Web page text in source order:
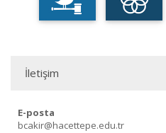
İletişim
E-posta
bcakir@hacettepe.edu.tr